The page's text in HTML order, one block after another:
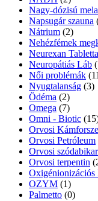
Nagy-dózisú
Napsugár szauna
Nátrium (2)
Nehézfémek
Neurexan Tabletta
Neuropátiás Láb
Női problémák
Nyugtalanság (3)
Ödéma (2)
Omega (7)
Omni - Biotic
Orvosi
Orvosi Petróleum
Orvosi
Orvosi terpentin
Oxigénionizációs
OZYM (1)
Palmetto (0)